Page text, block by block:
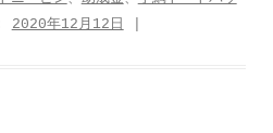
A
2020年12月12日